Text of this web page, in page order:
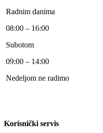
Radnim danima
08:00 – 16:00
Subotom
09:00 – 14:00
Nedeljom ne radimo
Korisnički servis